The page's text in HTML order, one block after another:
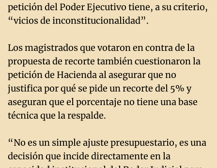
petición del Poder Ejecutivo tiene, a su criterio,
“vicios de inconstitucionalidad”.
Los magistrados que votaron en contra de la
propuesta de recorte también cuestionaron la
petición de Hacienda al asegurar que no
justifica por qué se pide un recorte del 5% y
aseguran que el porcentaje no tiene una base
técnica que la respalde.
“No es un simple ajuste presupuestario, es una
decisión que incide directamente en la